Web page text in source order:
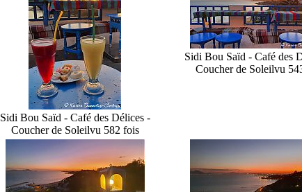
Sidi Bou Saïd - Café des Délices -
Coucher de Soleilvu 582 fois
Sidi Bou Saïd - Café des
Coucher de Soleilvu